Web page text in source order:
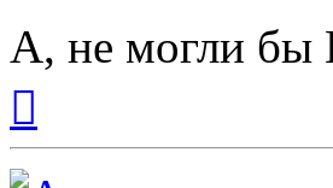
А, не могли бы
началу